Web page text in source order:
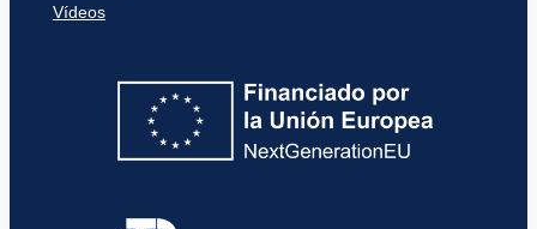
Vídeos